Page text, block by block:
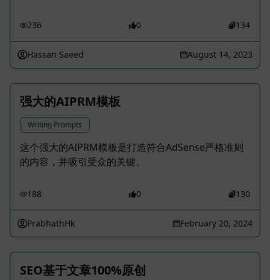
236 0 134
Hassan Saeed August 14, 2023
强大的AIPRM模板
Writing Prompts
这个强大的AIPRM模板是打造符合AdSense严格准则
的内容，并吸引受众的关键。
188 0 130
PrabhathHk February 20, 2024
SEO基于文章100%原创